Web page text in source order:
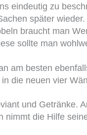
eindeutig zu
später wieder.
braucht man
sollte man
am besten
die neuen vier
und Getränke.
nimmt die Hilfe